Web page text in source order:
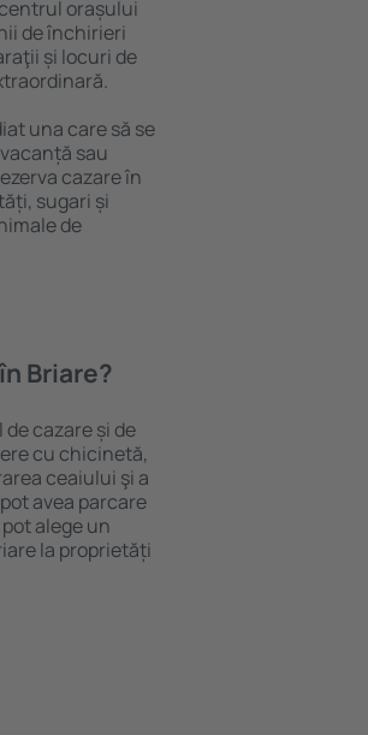
orașului
de închirieri
și locuri de
una care să se
sau
cazare în
sugari și
de
Briare?
cazare și de
cu chicinetă,
ceaiului şi a
avea parcare
alege un
la proprietăți